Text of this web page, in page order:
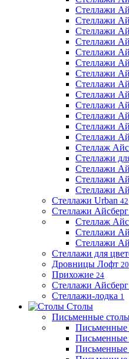
Стеллажи
Стеллажи
Стеллажи
Стеллажи
Стеллажи
Стеллажи
Стеллажи
Стеллажи
Стеллажи
Стеллажи
Стеллажи
Стеллажи
Стеллажи
Стеллаж
Стеллажи
Стеллажи
Стеллажи
Стеллажи
Стеллажи Urban 42
Стеллажи
Стеллаж
Стеллажи
Стеллажи
Стеллажи для
Дровницы Лофт 20
Прихожие 24
Стеллажи
Стеллажи-лодка 1
Столы
Письменные
Письменные
Письменные
Письменные